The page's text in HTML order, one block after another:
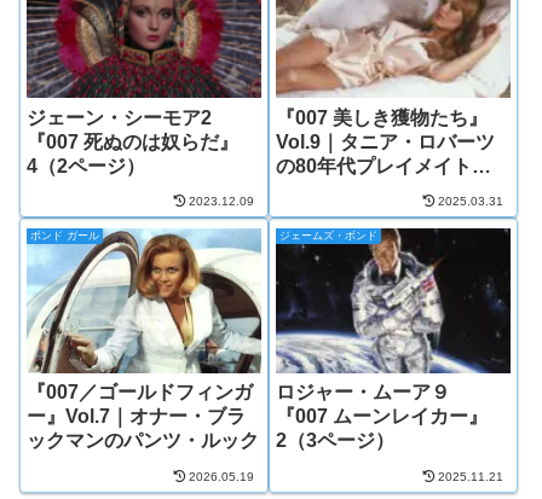
ジェーン・シーモア2
『007 死ぬのは奴らだ』
4（2ページ）
2023.12.09
『007 美しき獲物たち』
Vol.9｜タニア・ロバーツ
の80年代プレイメイトル
2025.03.31
ボンド ガール
『007／ゴールドフィンガ
ー』Vol.7｜オナー・ブラ
ックマンのパンツ・ルック
2026.05.19
ジェームズ・ボンド
ロジャー・ムーア９
『007 ムーンレイカー』
2（3ページ）
2025.11.21